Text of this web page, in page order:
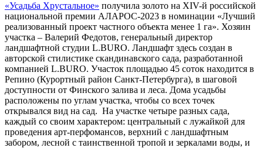
«Усадьба Хрустальное» получила золото на XIV-й российской
национальной премии АЛАРОС-2023 в номинации «Лучший
реализованный проект частного объекта менее 1 га». Хозяин
участка – Валерий Федотов, генеральный директор
ландшафтной студии L.BURO. Ландшафт здесь создан в
авторской стилистике скандинавского сада, разработанной
компанией L.BURO. Участок площадью 45 соток находится в
Репино (Курортный район Санкт-Петербурга), в шаговой
доступности от Финского залива и леса. Дома усадьбы
расположены по углам участка, чтобы со всех точек
открывался вид на сад. На участке четыре разных сада,
каждый со своим характером: центральный с лужайкой для
проведения арт-перфомансов, верхний с ландшафтным
забором, лесной с таинственной тропой и зеркалами воды, и